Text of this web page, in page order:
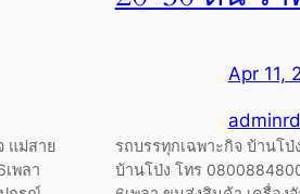
แม่สาย
พลา
Apr 11,
adminrd
รถบรรทุกเฉพาะกิจ บ้านโป่
บ้านโป่ง โทร